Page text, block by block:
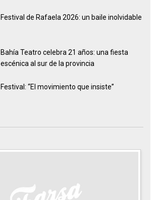
Festival de Rafaela 2026: un baile inolvidable
Bahía Teatro celebra 21 años: una fiesta
escénica al sur de la provincia
Festival: “El movimiento que insiste”